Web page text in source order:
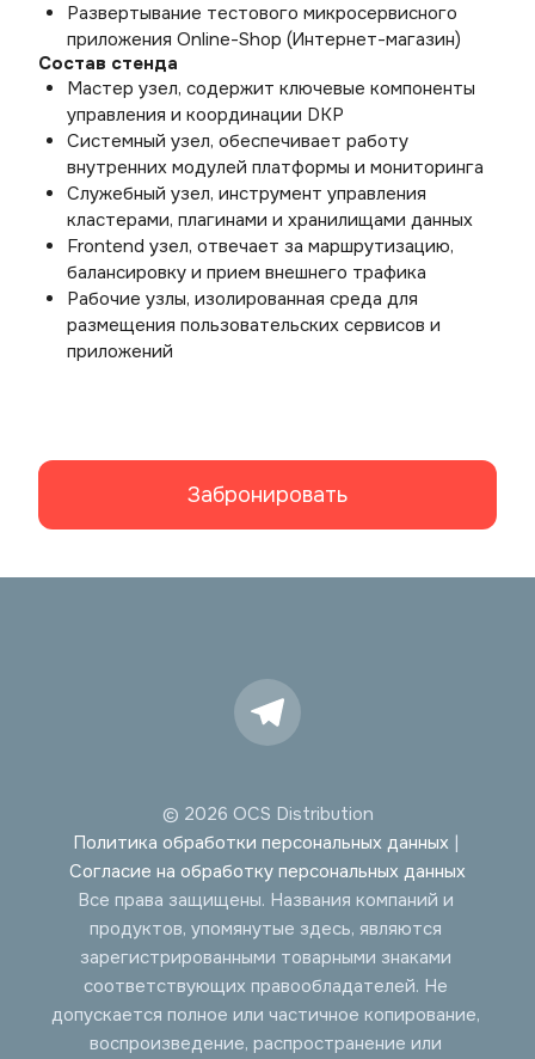
Развертывание тестового микросервисного
приложения Online-Shop (Интернет-магазин)
Состав стенда
Мастер узел, содержит ключевые компоненты
управления и координации DKP
Системный узел, обеспечивает работу
внутренних модулей платформы и мониторинга
Служебный узел, инструмент управления
кластерами, плагинами и хранилищами данных
Frontend узел, отвечает за маршрутизацию,
балансировку и прием внешнего трафика
Рабочие узлы, изолированная среда для
размещения пользовательских сервисов и
приложений
Забронировать
© 2026 OCS Distribution
Политика обработки персональных данных
Согласие на обработку персональных данных
Все права защищены. Названия компаний и
продуктов, упомянутые здесь, являются
зарегистрированными товарными знаками
соответствующих правообладателей. Не
допускается полное или частичное копирование,
воспроизведение, распространение или